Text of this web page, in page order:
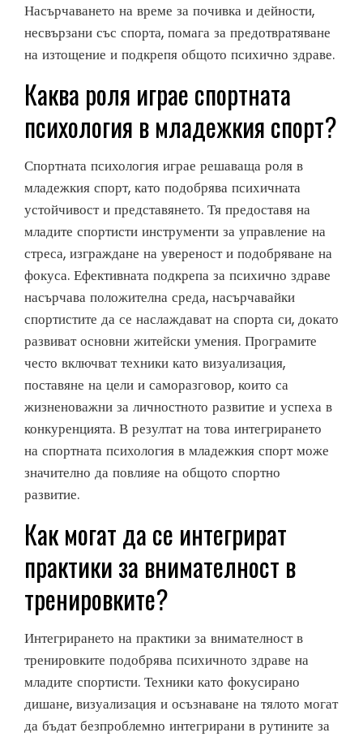
Насърчаването на време за почивка и дейности,
несвързани със спорта, помага за предотвратяване
на изтощение и подкрепя общото психично здраве.
Каква роля играе спортната
психология в младежкия спорт?
Спортната психология играе решаваща роля в
младежкия спорт, като подобрява психичната
устойчивост и представянето. Тя предоставя на
младите спортисти инструменти за управление на
стреса, изграждане на увереност и подобряване на
фокуса. Ефективната подкрепа за психично здраве
насърчава положителна среда, насърчавайки
спортистите да се наслаждават на спорта си, докато
развиват основни житейски умения. Програмите
често включват техники като визуализация,
поставяне на цели и саморазговор, които са
жизненоважни за личностното развитие и успеха в
конкуренцията. В резултат на това интегрирането
на спортната психология в младежкия спорт може
значително да повлияе на общото спортно
развитие.
Как могат да се интегрират
практики за внимателност в
тренировките?
Интегрирането на практики за внимателност в
тренировките подобрява психичното здраве на
младите спортисти. Техники като фокусирано
дишане, визуализация и осъзнаване на тялото могат
да бъдат безпроблемно интегрирани в рутините за